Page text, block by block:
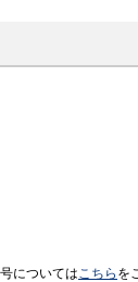
についてはこちら を